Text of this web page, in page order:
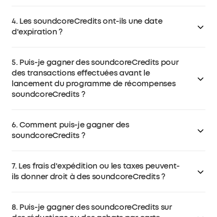
membre, veuillez contacter le service clientèle de
soundcore à support@soundcore.com.
4. Les soundcoreCredits ont-ils une date
d'expiration ?
lancement expireront un an après avoir été débloqués.
Les soundcoreCredits expirés seront déduits de votre
compte.
5. Puis-je gagner des soundcoreCredits pour
des transactions effectuées avant le
lancement du programme de récompenses
soundcoreCredits ?
soundcoreCredits pour des transactions antérieures.
Le programme de récompenses soundcoreCredits
lancement.
6. Comment puis-je gagner des
soundcoreCredits ?
manière suivante :
En créant un compte (récompense unique)
première saisie du nom, du numéro de téléphone et de
la date de naissance)
7. Les frais d'expédition ou les taxes peuvent-
ils donner droit à des soundcoreCredits ?
droit à des soundcoreCredits.
8. Puis-je gagner des soundcoreCredits sur